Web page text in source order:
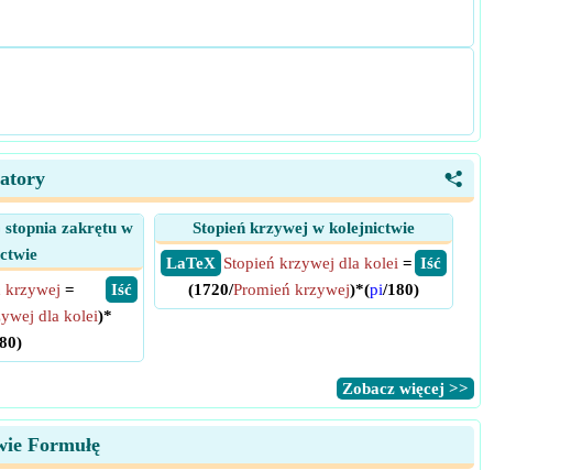
<
stopnia zakrętu w
​ Iść
krzywej =
dla kolei)*
Stopień krzywej w kolejnictwie
​ LaTeX
​ Iść
Stopień krzywej dla kolei =
(1720/Promień krzywej)*(pi/180)
​Zobacz więcej >>
Formułę